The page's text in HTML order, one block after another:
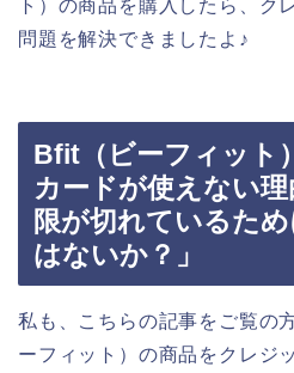
ト）の商品を購入したら、ク
問題を解決できましたよ♪
Bfit（ビーフィット
カードが使えない
限が切れているた
はないか？」
私も、こちらの記事をご覧の
ーフィット）の商品をクレジ